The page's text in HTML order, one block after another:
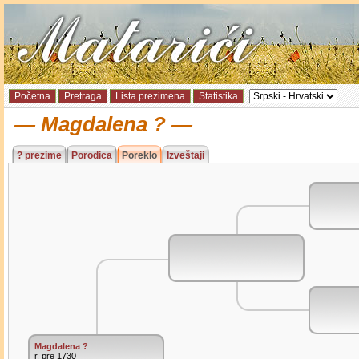
Početna Pretraga Lista prezimena Statistika
Magdalena ?
? prezime Porodica Poreklo Izveštaji
Magdalena ?
r. pre 1730